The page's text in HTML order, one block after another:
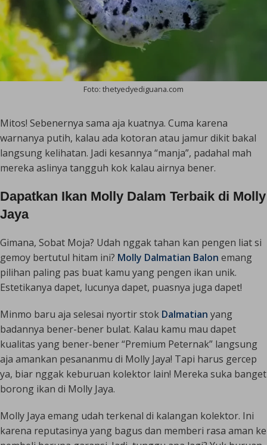
Foto: thetyedyediguana.com
Mitos! Sebenernya sama aja kuatnya. Cuma karena
warnanya putih, kalau ada kotoran atau jamur dikit bakal
langsung kelihatan. Jadi kesannya “manja”, padahal mah
mereka aslinya tangguh kok kalau airnya bener.
Dapatkan Ikan Molly Dalam Terbaik di Molly
Jaya
Gimana, Sobat Moja? Udah nggak tahan kan pengen liat si
gemoy bertutul hitam ini? Molly Dalmatian Balon emang
pilihan paling pas buat kamu yang pengen ikan unik.
Estetikanya dapet, lucunya dapet, puasnya juga dapet!
Minmo baru aja selesai nyortir stok Dalmatian yang
badannya bener-bener bulat. Kalau kamu mau dapet
kualitas yang bener-bener “Premium Peternak” langsung
aja amankan pesananmu di Molly Jaya! Tapi harus gercep
ya, biar nggak keburuan kolektor lain! Mereka suka banget
borong ikan di Molly Jaya.
Molly Jaya emang udah terkenal di kalangan kolektor. Ini
karena reputasinya yang bagus dan memberi rasa aman ke